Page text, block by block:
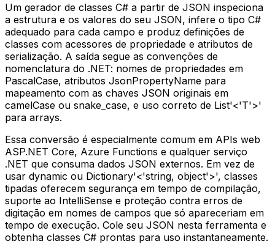
Um gerador de classes C# a partir de JSON inspeciona
a estrutura e os valores do seu JSON, infere o tipo C#
adequado para cada campo e produz definições de
classes com acessores de propriedade e atributos de
serialização. A saída segue as convenções de
nomenclatura do .NET: nomes de propriedades em
PascalCase, atributos JsonPropertyName para
mapeamento com as chaves JSON originais em
camelCase ou snake_case, e uso correto de List'<'T'>'
para arrays.
Essa conversão é especialmente comum em APIs web
ASP.NET Core, Azure Functions e qualquer serviço
.NET que consuma dados JSON externos. Em vez de
usar dynamic ou Dictionary'<'string, object'>', classes
tipadas oferecem segurança em tempo de compilação,
suporte ao IntelliSense e proteção contra erros de
digitação em nomes de campos que só apareceriam em
tempo de execução. Cole seu JSON nesta ferramenta e
obtenha classes C# prontas para uso instantaneamente.